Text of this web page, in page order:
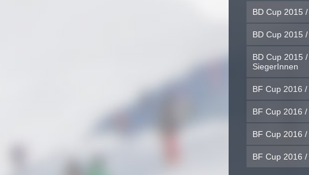
BD Cup 2015 /
BD Cup 2015 /
BD Cup 2015
SiegerInnen
BF Cup 2016 /
BF Cup 2016 /
BF Cup 2016 /
BF Cup 2016 /